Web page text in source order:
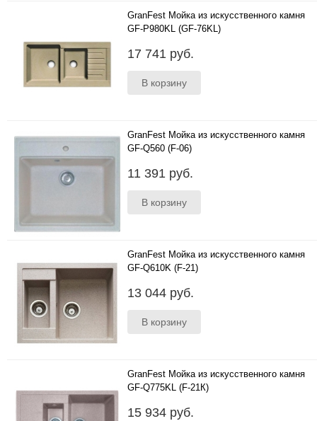
GranFest Мойка из искусственного камня
GF-P980KL (GF-76KL)
терракот; Размер (мм):980*510; Глубина чаши
17 741 руб.
GranFest Мойка из искусственного камня
GF-Q560 (F-06)
терракот; Размер (мм):560*500; Глубина чаши
11 391 руб.
GranFest Мойка из искусственного камня
GF-Q610K (F-21)
терракот; Размер (мм):610*500; Глубина чаши
13 044 руб.
GranFest Мойка из искусственного камня
GF-Q775KL (F-21К)
терракот; Размер (мм):775*500; Глубина чаши
15 934 руб.